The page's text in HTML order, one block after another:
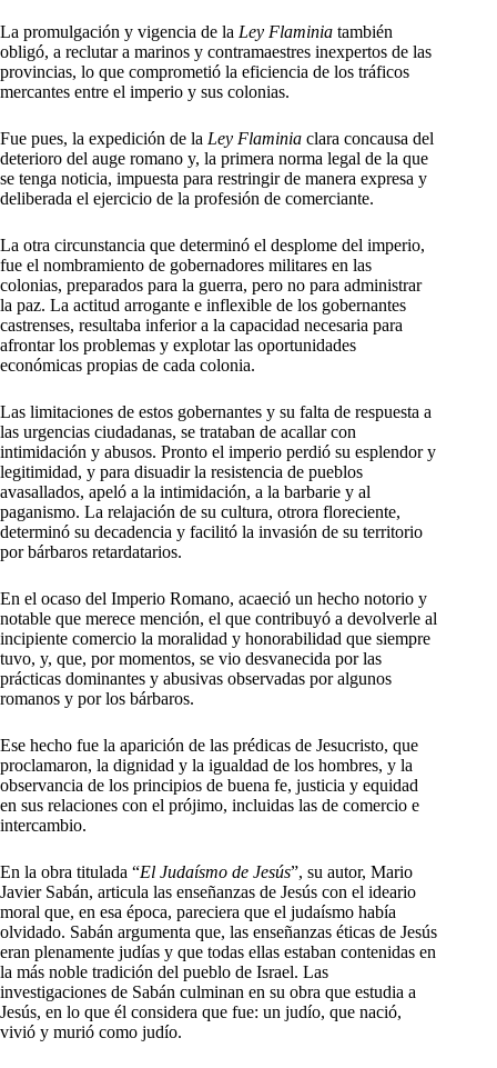
La promulgación y vigencia de la Ley Flaminia también
obligó, a reclutar a marinos y contramaestres inexpertos de las
provincias, lo que comprometió la eficiencia de los tráficos
mercantes entre el imperio y sus colonias.
Fue pues, la expedición de la Ley Flaminia clara concausa del
deterioro del auge romano y, la primera norma legal de la que
se tenga noticia, impuesta para restringir de manera expresa y
deliberada el ejercicio de la profesión de comerciante.
La otra circunstancia que determinó el desplome del imperio,
fue el nombramiento de gobernadores militares en las
colonias, preparados para la guerra, pero no para administrar
la paz. La actitud arrogante e inflexible de los gobernantes
castrenses, resultaba inferior a la capacidad necesaria para
afrontar los problemas y explotar las oportunidades
económicas propias de cada colonia.
Las limitaciones de estos gobernantes y su falta de respuesta a
las urgencias ciudadanas, se trataban de acallar con
intimidación y abusos. Pronto el imperio perdió su esplendor y
legitimidad, y para disuadir la resistencia de pueblos
avasallados, apeló a la intimidación, a la barbarie y al
paganismo. La relajación de su cultura, otrora floreciente,
determinó su decadencia y facilitó la invasión de su territorio
por bárbaros retardatarios.
En el ocaso del Imperio Romano, acaeció un hecho notorio y
notable que merece mención, el que contribuyó a devolverle al
incipiente comercio la moralidad y honorabilidad que siempre
tuvo, y, que, por momentos, se vio desvanecida por las
prácticas dominantes y abusivas observadas por algunos
romanos y por los bárbaros.
Ese hecho fue la aparición de las prédicas de Jesucristo, que
proclamaron, la dignidad y la igualdad de los hombres, y la
observancia de los principios de buena fe, justicia y equidad
en sus relaciones con el prójimo, incluidas las de comercio e
intercambio.
En la obra titulada “El Judaísmo de Jesús”, su autor, Mario
Javier Sabán, articula las enseñanzas de Jesús con el ideario
moral que, en esa época, pareciera que el judaísmo había
olvidado. Sabán argumenta que, las enseñanzas éticas de Jesús
eran plenamente judías y que todas ellas estaban contenidas en
la más noble tradición del pueblo de Israel. Las
investigaciones de Sabán culminan en su obra que estudia a
Jesús, en lo que él considera que fue: un judío, que nació,
vivió y murió como judío.